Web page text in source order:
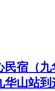
民宿（
华山站